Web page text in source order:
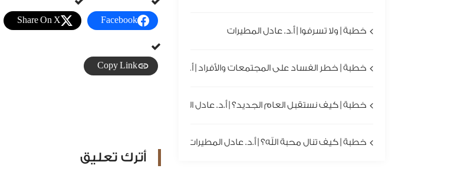
Facebook
Share On X
Copy Link
أترك تعليق
خطبة | ولا تسرفوا | أ.د. عادل المطيرات
خطبة | خطر الفساد على المجتمعات والأفراد | أ.د. عادل المطيرات
خطبة | كيف نستقبل العام الجديد؟ | أ.د. عادل المطيرات
خطبة | كيف تنال محبة الله؟ | أ.د. عادل المطيرات